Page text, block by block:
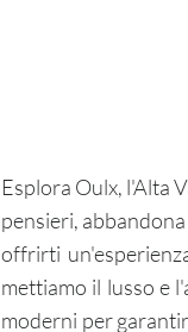
Esplora Oulx, l'Alta
pensieri,
offrirti
mettiamo il lusso e
moderni per